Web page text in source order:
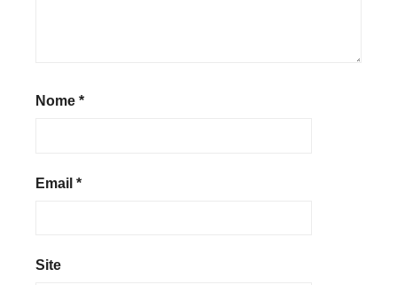
Nome *
Email *
Site